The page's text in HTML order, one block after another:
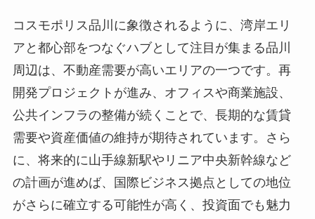
コスモポリス品川に象徴されるように、湾岸エリ
アと都心部をつなぐハブとして注目が集まる品川
周辺は、不動産需要が高いエリアの一つです。再
開発プロジェクトが進み、オフィスや商業施設、
公共インフラの整備が続くことで、長期的な賃貸
需要や資産価値の維持が期待されています。さら
に、将来的に山手線新駅やリニア中央新幹線など
の計画が進めば、国際ビジネス拠点としての地位
がさらに確立する可能性が高く、投資面でも魅力